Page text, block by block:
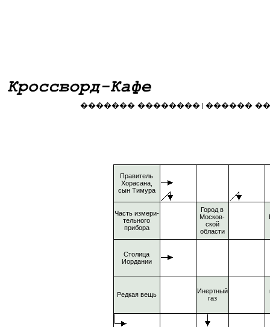
������� �������� | ������
Правитель
Хорасана,
сын Тимура
Часть измери-
тельного
прибора
Город в
Москов-
ской
области
Столица
Иордании
Редкая вещь
Инертный
газ